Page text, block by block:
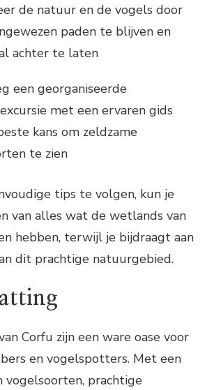
de natuur en de vogels door
paden te blijven en
achter te laten
een georganiseerde
met een ervaren gids
kans om zeldzame
te zien
tips te volgen, kun je
van alles wat de wetlands van
hebben, terwijl je bijdraagt aan
dit prachtige natuurgebied.
Corfu zijn een ware oase voor
en vogelspotters. Met een
vogelsoorten, prachtige